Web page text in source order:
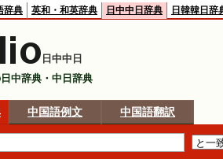
辞典 英和・和英辞典 日中中日辞典 日韓韓日辞
日中中日
中辞典・中日辞典
中国語例文 中国語翻訳